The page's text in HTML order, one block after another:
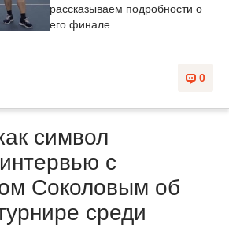
рассказываем подробности о
его финале.
0
символ
с
Соколовым об
среди